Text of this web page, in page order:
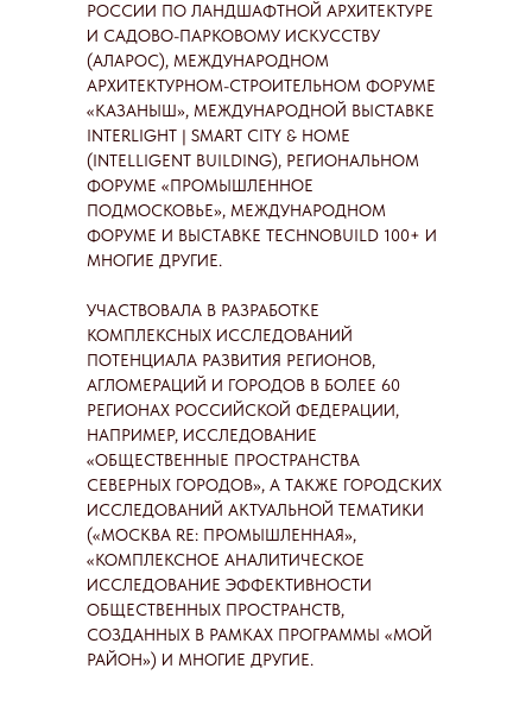
РОССИИ ПО ЛАНДШАФТНОЙ АРХИТЕКТУРЕ
И САДОВО-ПАРКОВОМУ ИСКУССТВУ
(АЛАРОС), МЕЖДУНАРОДНОМ
АРХИТЕКТУРНОМ-СТРОИТЕЛЬНОМ ФОРУМЕ
«КАЗАНЫШ», МЕЖДУНАРОДНОЙ ВЫСТАВКЕ
INTERLIGHT | SMART CITY & HOME
(INTELLIGENT BUILDING), РЕГИОНАЛЬНОМ
ФОРУМЕ «ПРОМЫШЛЕННОЕ
ПОДМОСКОВЬЕ», МЕЖДУНАРОДНОМ
ФОРУМЕ И ВЫСТАВКЕ TECHNOBUILD 100+ И
МНОГИЕ ДРУГИЕ.
УЧАСТВОВАЛА В РАЗРАБОТКЕ
КОМПЛЕКСНЫХ ИССЛЕДОВАНИЙ
ПОТЕНЦИАЛА РАЗВИТИЯ РЕГИОНОВ,
АГЛОМЕРАЦИЙ И ГОРОДОВ В БОЛЕЕ 60
РЕГИОНАХ РОССИЙСКОЙ ФЕДЕРАЦИИ,
НАПРИМЕР, ИССЛЕДОВАНИЕ
«ОБЩЕСТВЕННЫЕ ПРОСТРАНСТВА
СЕВЕРНЫХ ГОРОДОВ», А ТАКЖЕ ГОРОДСКИХ
ИССЛЕДОВАНИЙ АКТУАЛЬНОЙ ТЕМАТИКИ
(«МОСКВА RE: ПРОМЫШЛЕННАЯ»,
«КОМПЛЕКСНОЕ АНАЛИТИЧЕСКОЕ
ИССЛЕДОВАНИЕ ЭФФЕКТИВНОСТИ
ОБЩЕСТВЕННЫХ ПРОСТРАНСТВ,
СОЗДАННЫХ В РАМКАХ ПРОГРАММЫ «МОЙ
РАЙОН») И МНОГИЕ ДРУГИЕ.